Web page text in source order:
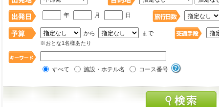
年 月 日
から まで
※おとな1名様あたり
すべて 施設・ホテル名 コース番号